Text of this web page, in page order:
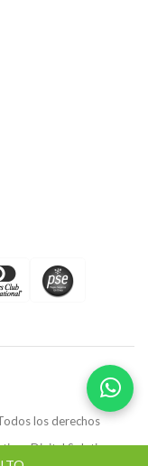
los derechos
Digital Solutions.